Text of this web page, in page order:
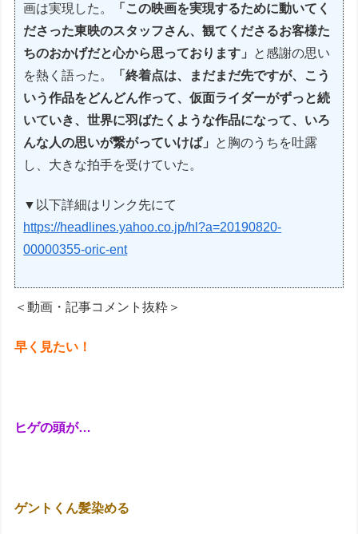
画は実現した。
「この映画を実現するために動いてく
ださった東映のスタッフさん、観てくださるお客様た
ちのおかげだと心から思っております」
と感謝の思い
を熱く語った。
「終着点は、まだまだ先ですが、こう
いう作品をどんどん作って、仮面ライダーがずっと続
いていき、世界に羽ばたくような作品になって、いろ
んな人の思いが繋がっていけば」
と胸のうちを吐露
し、大きな拍手を受けていた。
▼以下詳細はリンク先にて
https://headlines.yahoo.co.jp/hl?a=20190820-
00000355-oric-ent
＜動画・記事コメント抜粋＞
早く見たい！
ヒゲの頭が…
ゲントくん髪染める